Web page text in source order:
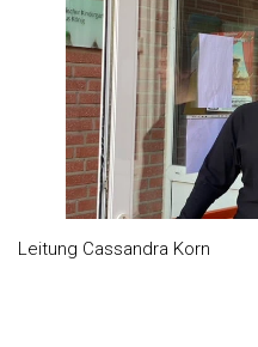
Leitung Cassandra Korn